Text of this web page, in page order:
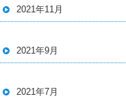
2021年11月
2021年9月
2021年7月